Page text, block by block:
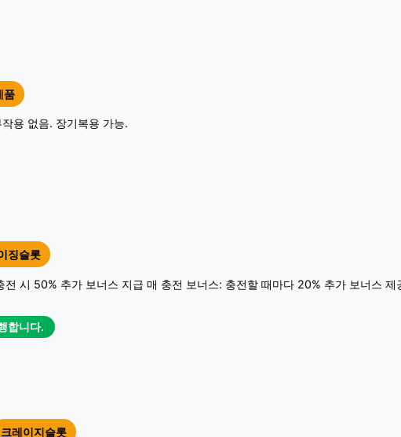
품
용 없음. 장기복용 가능.
징슬롯
전 시 50% 추가 보너스 지급 매 충전 보너스: 충전할 때마다 20% 추가 보너스
합니다.
크레이지슬롯